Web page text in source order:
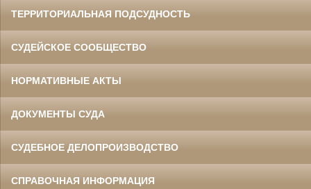
ТЕРРИТОРИАЛЬНАЯ ПОДСУДНОСТЬ
СУДЕЙСКОЕ СООБЩЕСТВО
НОРМАТИВНЫЕ АКТЫ
ДОКУМЕНТЫ СУДА
СУДЕБНОЕ ДЕЛОПРОИЗВОДСТВО
СПРАВОЧНАЯ ИНФОРМАЦИЯ